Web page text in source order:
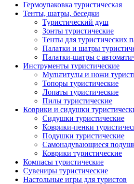
Гермоупаковка туристическая
Тенты, шатры, беседки
Туристический душ
Зонты туристические
Тенты для туристических
Палатки и шатры
Палатки-шатры с
Инструменты туристические
Мультитулы и ножи
Топоры туристические
Лопаты туристические
Пилы туристические
Коврики и сидушки
Сидушки туристические
Коврики-пенки
Подушки туристические
Самонадувающиеся
Коврики туристические
Компасы туристические
Сувениры туристические
Настольные игры для туристов